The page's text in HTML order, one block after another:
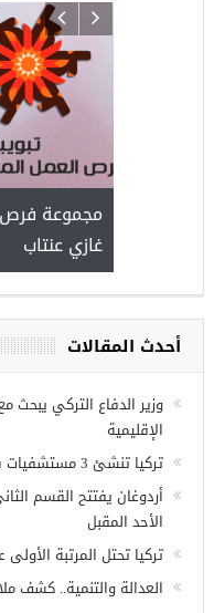
مجموعة
غازي عنتاب
أحدث المقالات
وزير الدفاع التركي يبحث
الإقليمية
تركيا تنشئ 3 مستشفيات في مناطق درع الفرات بسوريا
أردوغان يفتتح القسم
الأحد المقبل
تركيا تحتل المرتبة الأولى
العدالة والتنمية.. كشف